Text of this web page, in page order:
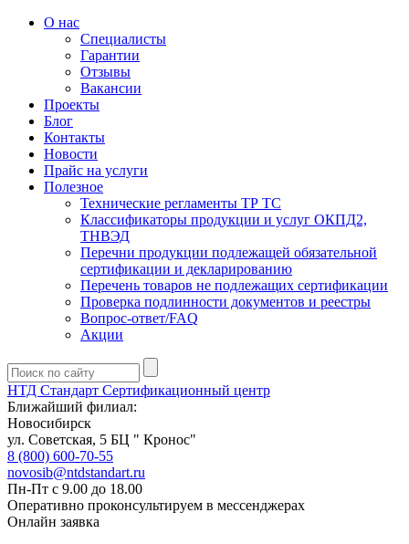
О нас
Специалисты
Гарантии
Отзывы
Вакансии
Проекты
Блог
Контакты
Новости
Прайс на услуги
Полезное
Технические регламенты ТР ТС
Классификаторы продукции и услуг ОКПД2,
ТНВЭД
Перечни продукции подлежащей обязательной
сертификации и декларированию
Перечень товаров не подлежащих сертификации
Проверка подлинности документов и реестры
Вопрос-ответ/FAQ
Акции
НТД Стандарт Сертификационный центр
Ближайший филиал:
Новосибирск
ул. Советская, 5 БЦ " Кронос"
8 (800) 600-70-55
novosib@ntdstandart.ru
Пн-Пт с 9.00 до 18.00
Оперативно проконсультируем в мессенджерах
Онлайн заявка